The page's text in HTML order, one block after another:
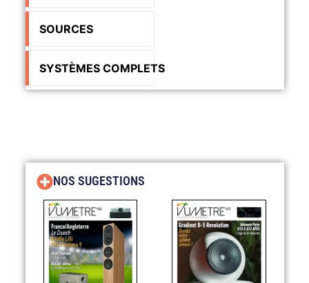
SOURCES
SYSTÈMES COMPLETS
NOS SUGESTIONS